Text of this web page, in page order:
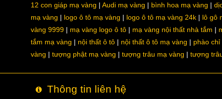
12 con giáp mạ vàng Audi mạ vàng bình hoa mạ vàng
mạ vàng
logo ô tô mạ vàng logo ô tô mạ vàng 24k
lô gô
vàng 9999
mạ vàng logo ô tô mạ vàng nội thất nhà tắm
tắm mạ vàng
nội thất ô tô nội thất ô tô mạ vàng
phào chỉ
vàng
tượng phật mạ vàng tượng trâu mạ vàng tượng
Thông tin liên hệ